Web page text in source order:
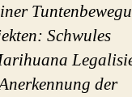
Schwules
der